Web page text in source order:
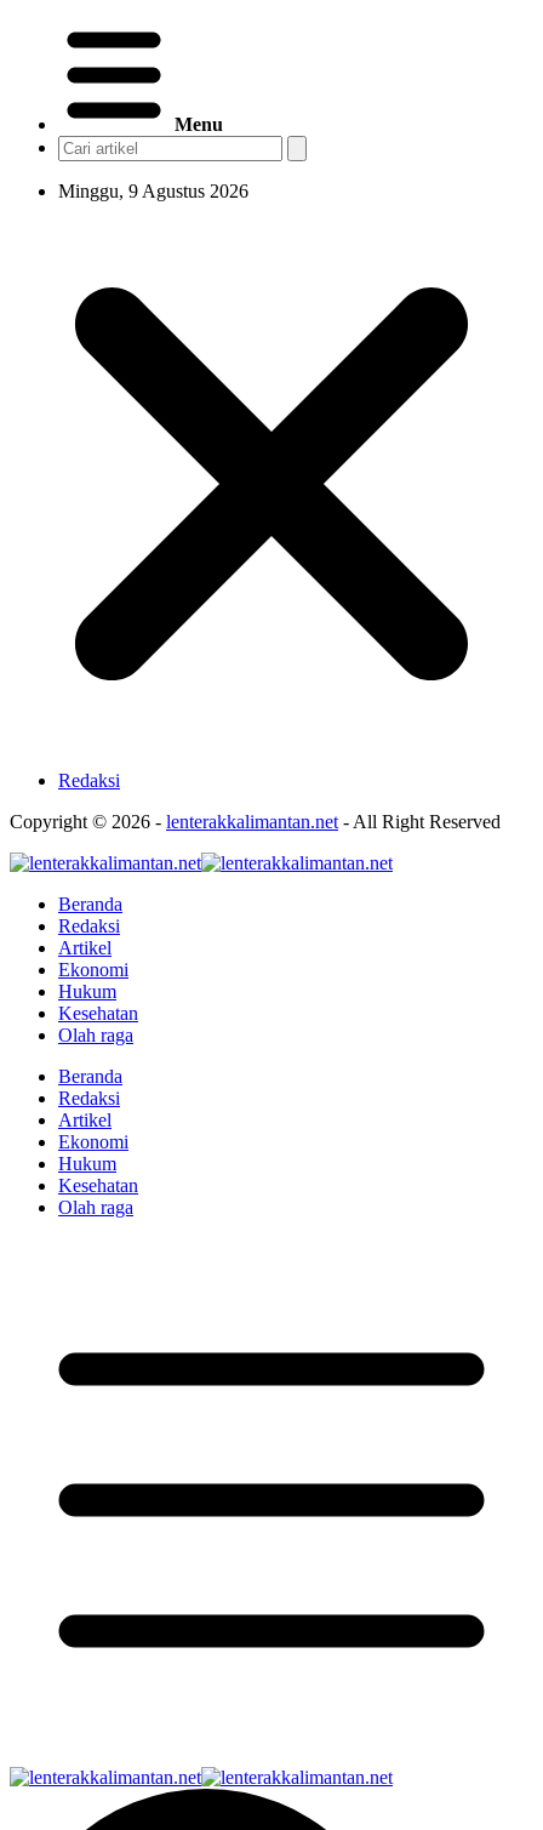
Menu
Minggu, 9 Agustus 2026
Redaksi
Copyright © 2026 - lenterakkalimantan.net - All Right Reserved
Beranda
Redaksi
Artikel
Ekonomi
Hukum
Kesehatan
Olah raga
Beranda
Redaksi
Artikel
Ekonomi
Hukum
Kesehatan
Olah raga